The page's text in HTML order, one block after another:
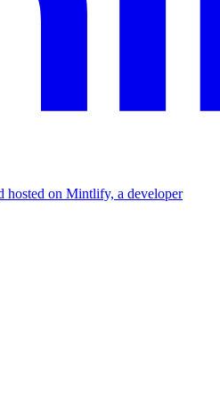
hosted on Mintlify, a developer